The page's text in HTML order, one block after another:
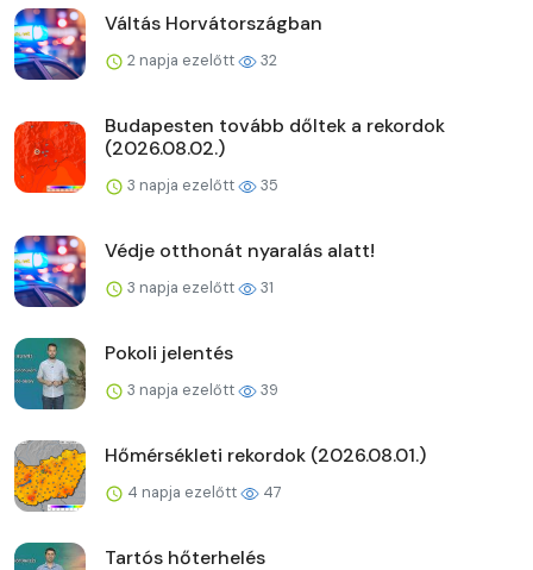
Váltás Horvátországban
2 napja ezelőtt 32
Budapesten tovább dőltek a rekordok
(2026.08.02.)
3 napja ezelőtt 35
Védje otthonát nyaralás alatt!
3 napja ezelőtt 31
Pokoli jelentés
3 napja ezelőtt 39
Hőmérsékleti rekordok (2026.08.01.)
4 napja ezelőtt 47
Tartós hőterhelés